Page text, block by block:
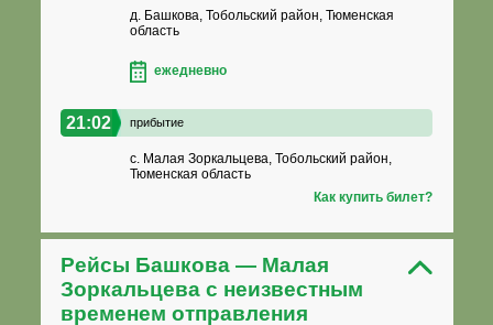
д. Башкова, Тобольский район, Тюменская
область
ежедневно
21:02 прибытие
с. Малая Зоркальцева, Тобольский район,
Тюменская область
Как купить билет?
Рейсы Башкова — Малая
Зоркальцева с неизвестным
временем отправления